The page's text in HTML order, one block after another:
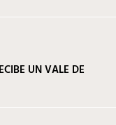
UN VALE DE